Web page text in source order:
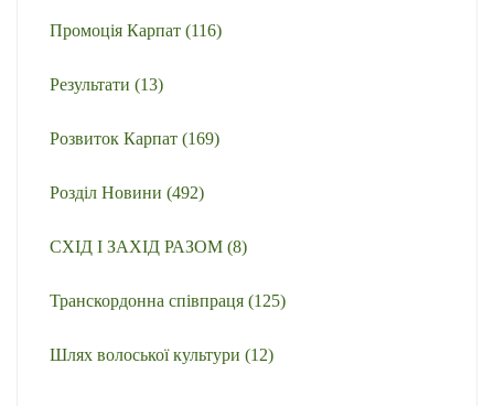
Промоція Карпат (116)
Результати (13)
Розвиток Карпат (169)
Розділ Новини (492)
СХІД І ЗАХІД РАЗОМ (8)
Транскордонна співпраця (125)
Шлях волоської культури (12)